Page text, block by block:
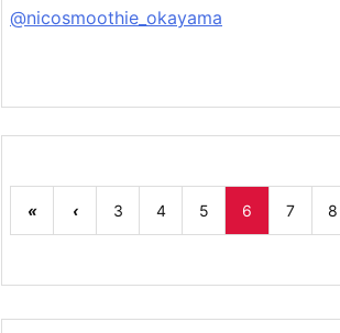
@nicosmoothie_okayama
« ‹ 3 4 5 6 7 8